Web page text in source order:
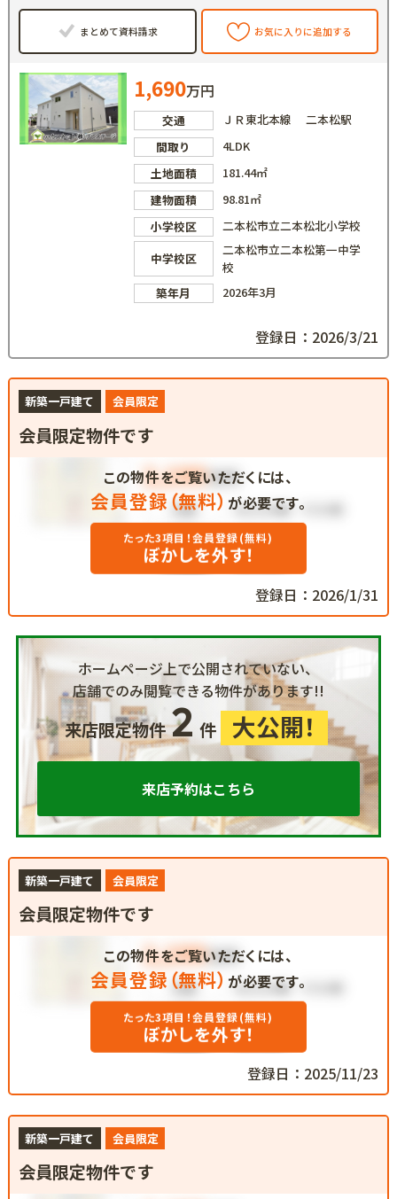
まとめて資料請求 お気に入りに追加する
1,690万円
交通
ＪＲ東北本線 二本松駅
間取り
4LDK
土地面積
181.44㎡
建物面積
98.81㎡
小学校区
二本松市立二本松北小学校
中学校区
二本松市立二本松第一中学
校
築年月
2026年3月
登録日：2026/3/21
新築一戸建て 会員限定
会員限定物件です
この物件をご覧いただくには、
会員登録（無料） が必要です。
たった3項目！会員登録(無料)
ぼかしを外す！
登録日：2026/1/31
ホームページ上で公開されていない、
店舗でのみ閲覧できる物件があります!!
来店限定物件2 件 大公開！
来店予約はこちら
新築一戸建て 会員限定
会員限定物件です
この物件をご覧いただくには、
会員登録（無料） が必要です。
たった3項目！会員登録(無料)
ぼかしを外す！
登録日：2025/11/23
新築一戸建て 会員限定
会員限定物件です